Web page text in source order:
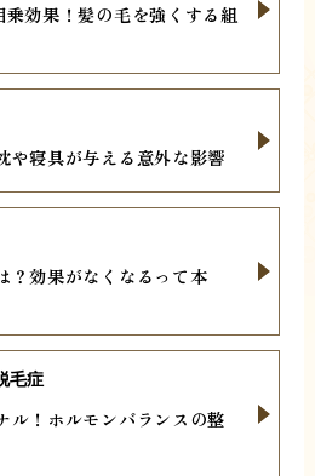
効果！髪の毛を強くする組
や寝具が与える意外な影響
？効果がなくなるって本
ル！ホルモンバランスの整
毛症